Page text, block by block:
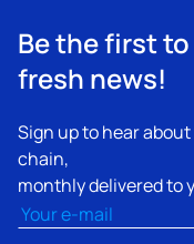
Be the first
fresh news!
Sign up to hear
chain,
monthly delivered to
Email(Nécessaire)